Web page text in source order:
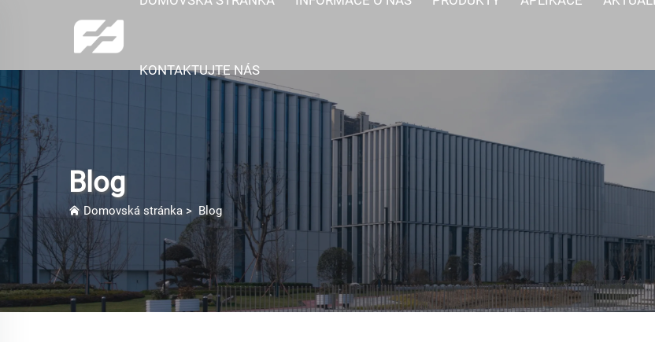
KONTAKTUJTE NÁS
Blog
Domovská stránka > Blog